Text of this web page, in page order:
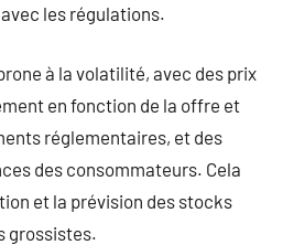
les régulations.
à la volatilité, avec des prix
en fonction de la offre et
réglementaires, et des
des consommateurs. Cela
et la prévision des stocks
grossistes.